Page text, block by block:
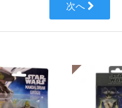
次へ